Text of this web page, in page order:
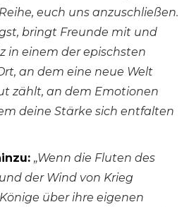
euch uns anzuschließen.
bringt Freunde mit und
in einem der epischsten
an dem eine neue Welt
zählt, an dem Emotionen
deine Stärke sich entfalten
„Wenn die Fluten des
der Wind von Krieg
über ihre eigenen